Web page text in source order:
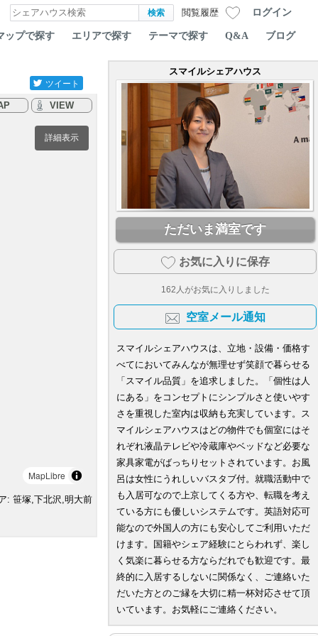
閲覧履歴 ログイン
ップで探す エリアで探す テーマで探す Q&A ブログ
ツイート
VIEW
MapLibre
詳細表示
: 笹塚,下北沢,明大前
スマイルシェアハウス
ただいま満室です
お気に入りに保存
162 人がお気に入りしました
空室メール通知
スマイルシェアハウスは、立地・設備・価格す
べてにおいてみんなが無理せず笑顔で暮らせる
「スマイル品質」を追求しました。「個性は人
にある」をコンセプトにシンプルさと使いやす
さを重視した室内は収納も充実しています。ス
マイルシェアハウスはどの物件でも個室にはそ
れぞれ液晶テレビや冷蔵庫やベッドなど必要な
家具家電がばっちりセットされています。お風
呂は女性にうれしいバスタブ付。就職活動中で
も入居可なので上京してくる方や、転職を考え
ている方にも優しいシステムです。英語対応可
能なので外国人の方にも安心してご利用いただ
けます。国籍やシェア経験にとらわれず、楽し
く気楽に暮らせる方ならだれでも歓迎です。最
終的に入居するしないに関係なく、ご連絡いた
だいた方とのご縁を大切に精一杯対応させて頂
いています。お気軽にご連絡ください。